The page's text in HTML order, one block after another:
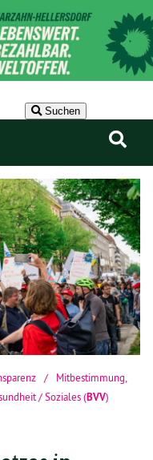
Suchen
/ Mitbestimmung
/ Soziales(BVV)